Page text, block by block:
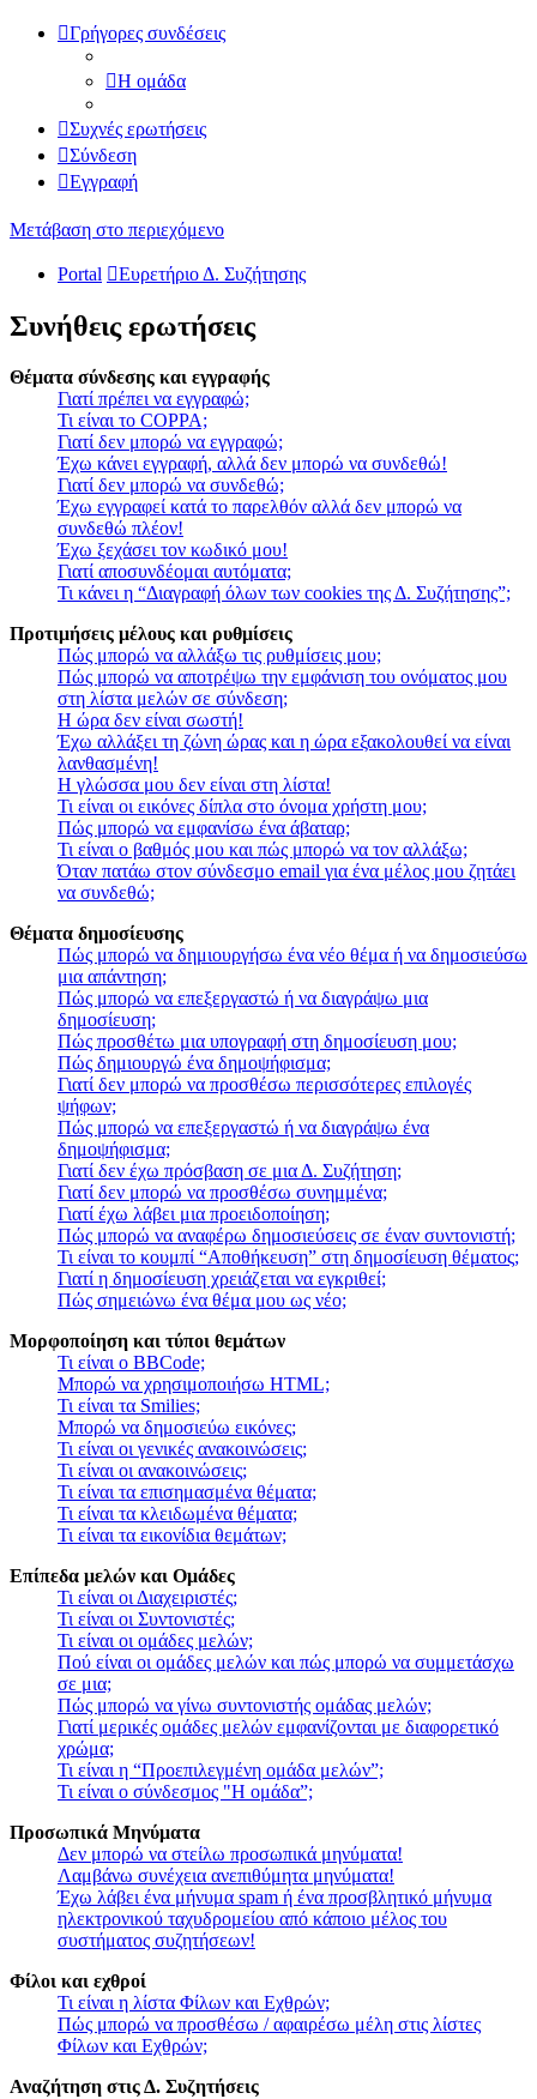
Γρήγορες συνδέσεις
Η ομάδα
Συχνές ερωτήσεις
Σύνδεση
Εγγραφή
Μετάβαση στο περιεχόμενο
Portal Ευρετήριο Δ. Συζήτησης
Συνήθεις ερωτήσεις
Θέματα σύνδεσης και εγγραφής
Γιατί πρέπει να εγγραφώ;
Τι είναι το COPPA;
Γιατί δεν μπορώ να εγγραφώ;
Έχω κάνει εγγραφή, αλλά δεν μπορώ να συνδεθώ!
Γιατί δεν μπορώ να συνδεθώ;
Έχω εγγραφεί κατά το παρελθόν αλλά δεν μπορώ να
συνδεθώ πλέον!
Έχω ξεχάσει τον κωδικό μου!
Γιατί αποσυνδέομαι αυτόματα;
Τι κάνει η “Διαγραφή όλων των cookies της Δ. Συζήτησης”;
Προτιμήσεις μέλους και ρυθμίσεις
Πώς μπορώ να αλλάξω τις ρυθμίσεις μου;
Πώς μπορώ να αποτρέψω την εμφάνιση του ονόματος μου
στη λίστα μελών σε σύνδεση;
Η ώρα δεν είναι σωστή!
Έχω αλλάξει τη ζώνη ώρας και η ώρα εξακολουθεί να είναι
λανθασμένη!
Η γλώσσα μου δεν είναι στη λίστα!
Τι είναι οι εικόνες δίπλα στο όνομα χρήστη μου;
Πώς μπορώ να εμφανίσω ένα άβαταρ;
Τι είναι ο βαθμός μου και πώς μπορώ να τον αλλάξω;
Όταν πατάω στον σύνδεσμο email για ένα μέλος μου ζητάει
να συνδεθώ;
Θέματα δημοσίευσης
Πώς μπορώ να δημιουργήσω ένα νέο θέμα ή να δημοσιεύσω
μια απάντηση;
Πώς μπορώ να επεξεργαστώ ή να διαγράψω μια
δημοσίευση;
Πώς προσθέτω μια υπογραφή στη δημοσίευση μου;
Πώς δημιουργώ ένα δημοψήφισμα;
Γιατί δεν μπορώ να προσθέσω περισσότερες επιλογές
ψήφων;
Πώς μπορώ να επεξεργαστώ ή να διαγράψω ένα
δημοψήφισμα;
Γιατί δεν έχω πρόσβαση σε μια Δ. Συζήτηση;
Γιατί δεν μπορώ να προσθέσω συνημμένα;
Γιατί έχω λάβει μια προειδοποίηση;
Πώς μπορώ να αναφέρω δημοσιεύσεις σε έναν συντονιστή;
Τι είναι το κουμπί “Αποθήκευση” στη δημοσίευση θέματος;
Γιατί η δημοσίευση χρειάζεται να εγκριθεί;
Πώς σημειώνω ένα θέμα μου ως νέο;
Μορφοποίηση και τύποι θεμάτων
Τι είναι ο BBCode;
Μπορώ να χρησιμοποιήσω HTML;
Τι είναι τα Smilies;
Μπορώ να δημοσιεύω εικόνες;
Τι είναι οι γενικές ανακοινώσεις;
Τι είναι οι ανακοινώσεις;
Τι είναι τα επισημασμένα θέματα;
Τι είναι τα κλειδωμένα θέματα;
Τι είναι τα εικονίδια θεμάτων;
Επίπεδα μελών και Ομάδες
Τι είναι οι Διαχειριστές;
Τι είναι οι Συντονιστές;
Τι είναι οι ομάδες μελών;
Πού είναι οι ομάδες μελών και πώς μπορώ να συμμετάσχω
σε μια;
Πώς μπορώ να γίνω συντονιστής ομάδας μελών;
Γιατί μερικές ομάδες μελών εμφανίζονται με διαφορετικό
χρώμα;
Τι είναι η “Προεπιλεγμένη ομάδα μελών”;
Τι είναι ο σύνδεσμος "Η ομάδα”;
Προσωπικά Μηνύματα
Δεν μπορώ να στείλω προσωπικά μηνύματα!
Λαμβάνω συνέχεια ανεπιθύμητα μηνύματα!
Έχω λάβει ένα μήνυμα spam ή ένα προσβλητικό μήνυμα
ηλεκτρονικού ταχυδρομείου από κάποιο μέλος του
συστήματος συζητήσεων!
Φίλοι και εχθροί
Τι είναι η λίστα Φίλων και Εχθρών;
Πώς μπορώ να προσθέσω / αφαιρέσω μέλη στις λίστες
Φίλων και Εχθρών;
Αναζήτηση στις Δ. Συζητήσεις